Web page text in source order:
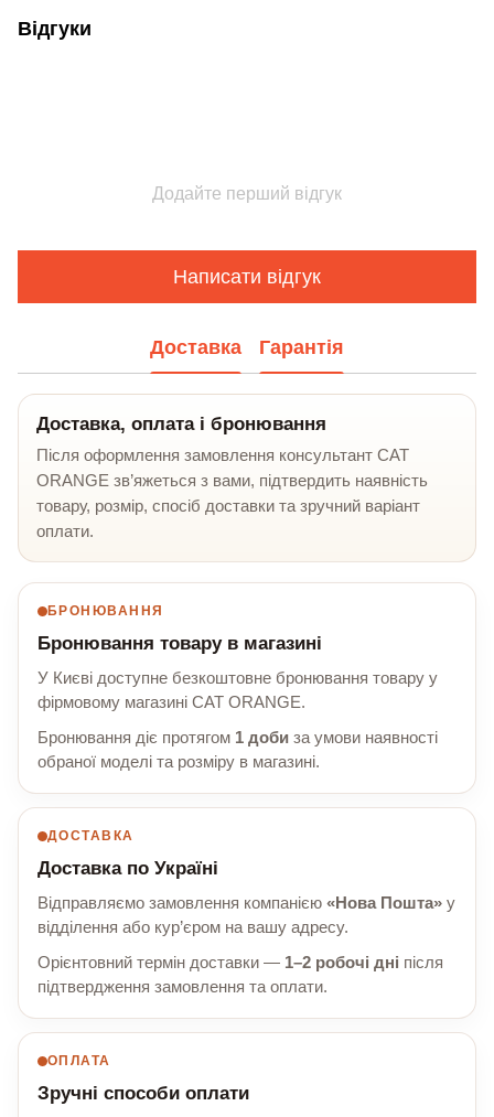
Відгуки
Додайте перший відгук
Написати відгук
Доставка Гарантія
Доставка, оплата і бронювання
Після оформлення замовлення консультант CAT
ORANGE зв’яжеться з вами, підтвердить наявність
товару, розмір, спосіб доставки та зручний варіант
оплати.
БРОНЮВАННЯ
Бронювання товару в магазині
У Києві доступне безкоштовне бронювання товару у
фірмовому магазині CAT ORANGE.
Бронювання діє протягом 1 доби за умови наявності
обраної моделі та розміру в магазині.
ДОСТАВКА
Доставка по Україні
Відправляємо замовлення компанією «Нова Пошта» у
відділення або кур’єром на вашу адресу.
Орієнтовний термін доставки — 1–2 робочі дні після
підтвердження замовлення та оплати.
ОПЛАТА
Зручні способи оплати